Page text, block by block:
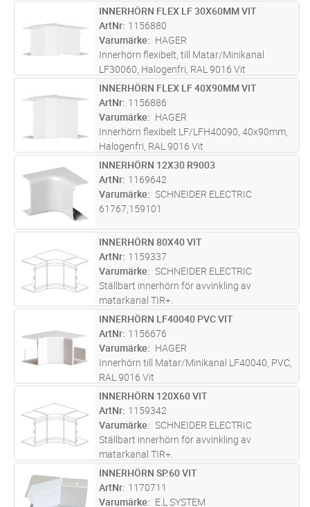
ST Lägg i kundvagn
INNERHÖRN FLEX LF 30X60MM VIT
ArtNr 1156880
Varumärke
HAGER
Innerhörn flexibelt, till Matar/Minikanal
LF30060, Halogenfri, RAL 9016 Vit
ST Lägg i kundvagn
INNERHÖRN FLEX LF 40X90MM VIT
ArtNr 1156886
Varumärke
HAGER
Innerhörn flexibelt LF/LFH40090, 40x90mm,
Halogenfri, RAL 9016 Vit
ST Lägg i kundvagn
INNERHÖRN 12X30 R9003
ArtNr 1169642
Varumärke
SCHNEIDER ELECTRIC
61767,159101
ST Lägg i kundvagn
INNERHÖRN 80X40 VIT
ArtNr 1159337
Varumärke
SCHNEIDER ELECTRIC
Ställbart innerhörn för avvinkling av
matarkanal TIR+.
ST Lägg i kundvagn
INNERHÖRN LF40040 PVC VIT
ArtNr 1156676
Varumärke
HAGER
Innerhörn till Matar/Minikanal LF40040, PVC,
RAL 9016 Vit
ST Lägg i kundvagn
INNERHÖRN 120X60 VIT
ArtNr 1159342
Varumärke
SCHNEIDER ELECTRIC
Ställbart innerhörn för avvinkling av
matarkanal TIR+.
ST Lägg i kundvagn
INNERHÖRN SP.60 VIT
ArtNr 1170711
Varumärke
E.L SYSTEM